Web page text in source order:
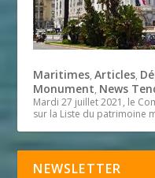
Maritimes,Articles,
Monument, News
Mardi 27 juillet 2021, le
sur la Liste du patrimoine
NEWSLETTER